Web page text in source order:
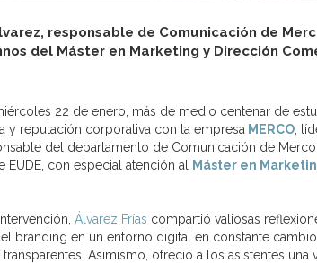
responsable de Comunicación de
del Máster en Marketing y Dirección
22 de enero, más de medio centenar de
y reputación corporativa con la empresa MERCO ,
del departamento de Comunicación de
EUDE, con especial atención al
Máster en
Álvarez Frías compartió valiosas
branding en un entorno digital en constante
transparentes. Asimismo, ofreció a los asistentes